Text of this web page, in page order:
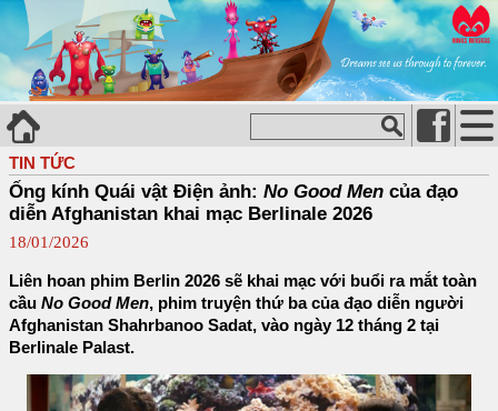
TIN TỨC
Ống kính Quái vật Điện ảnh: No Good Men của đạo
diễn Afghanistan khai mạc Berlinale 2026
18/01/2026
Liên hoan phim Berlin 2026 sẽ khai mạc với buổi ra mắt toàn
cầu No Good Men, phim truyện thứ ba của đạo diễn người
Afghanistan Shahrbanoo Sadat, vào ngày 12 tháng 2 tại
Berlinale Palast.